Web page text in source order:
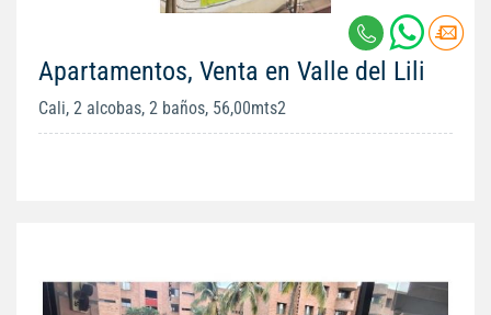
Apartamentos, Venta en Valle del Lili
Cali, 2 alcobas, 2 baños, 56,00mts2